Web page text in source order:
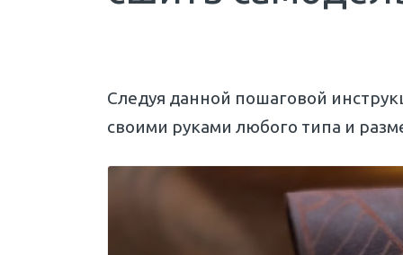
Следуя данной пошаговой
своими руками любого типа и